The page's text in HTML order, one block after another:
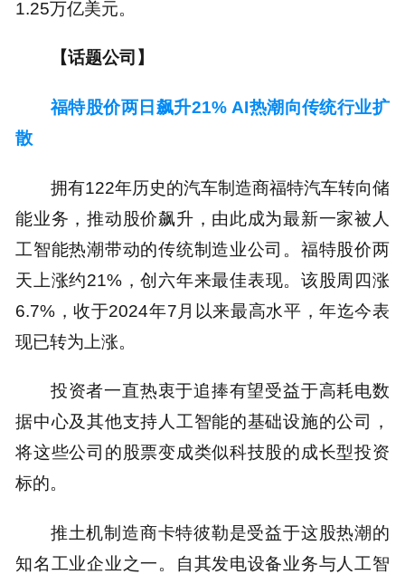
1.25万亿美元。
【话题公司】
福特股价两日飙升21% AI热潮向传统行业扩
散
拥有122年历史的汽车制造商福特汽车转向储
能业务，推动股价飙升，由此成为最新一家被人
工智能热潮带动的传统制造业公司。福特股价两
天上涨约21%，创六年来最佳表现。该股周四涨
6.7%，收于2024年7月以来最高水平，年迄今表
现已转为上涨。
投资者一直热衷于追捧有望受益于高耗电数
据中心及其他支持人工智能的基础设施的公司，
将这些公司的股票变成类似科技股的成长型投资
标的。
推土机制造商卡特彼勒是受益于这股热潮的
知名工业企业之一。自其发电设备业务与人工智